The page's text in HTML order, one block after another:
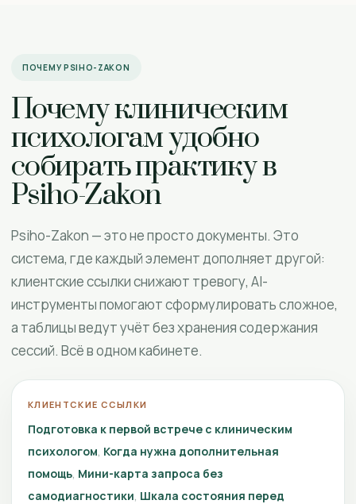
ПОЧЕМУ PSIHO-ZAKON
Почему клиническим
психологам удобно
собирать практику в
Psiho-Zakon
Psiho-Zakon — это не просто документы. Это
система, где каждый элемент дополняет другой:
клиентские ссылки снижают тревогу, AI-
инструменты помогают сформулировать сложное,
а таблицы ведут учёт без хранения содержания
сессий. Всё в одном кабинете.
КЛИЕНТСКИЕ ССЫЛКИ
Подготовка к первой встрече с клиническим
психологом Когда нужна дополнительная
помощь Мини-карта запроса без
самодиагностики Шкала состояния перед